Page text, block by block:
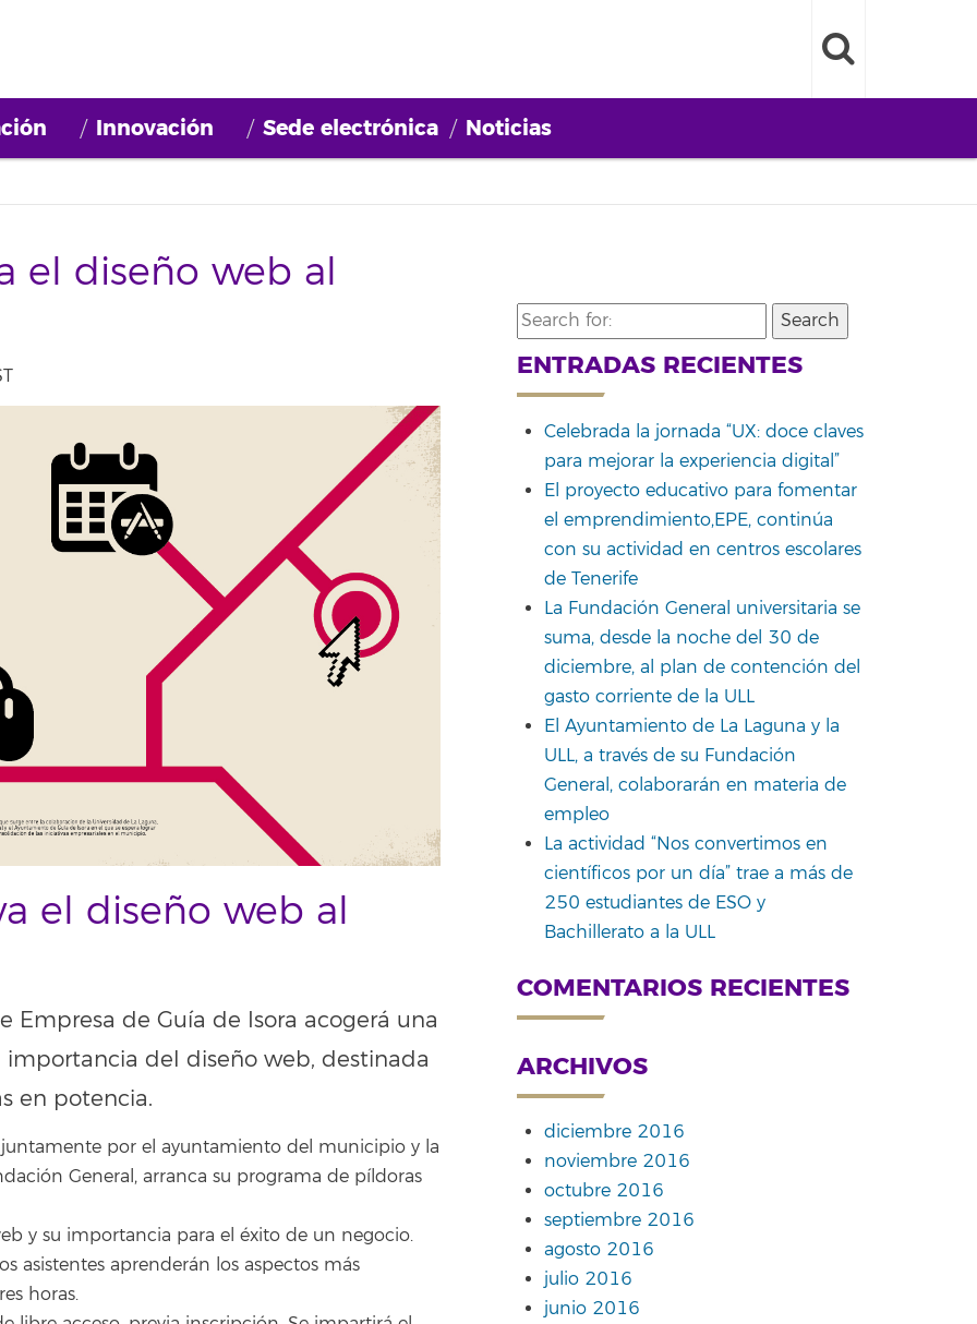
Innovación Sede electrónica Noticias
el diseño web al
el diseño web al
Empresa de Guía de Isora acogerá una
del diseño web, destinada
en potencia.
por el ayuntamiento del municipio y la
General, arranca su programa de píldoras
y su importancia para el éxito de un negocio.
asistentes aprenderán los aspectos más
horas.
Search
for:
ENTRADAS RECIENTES
Celebrada la jornada “UX: doce claves
para mejorar la experiencia digital”
El proyecto educativo para fomentar
el emprendimiento,EPE, continúa
con su actividad en centros escolares
de Tenerife
La Fundación General universitaria se
suma, desde la noche del 30 de
diciembre, al plan de contención del
gasto corriente de la ULL
El Ayuntamiento de La Laguna y la
ULL, a través de su Fundación
General, colaborarán en materia de
empleo
La actividad “Nos convertimos en
científicos por un día” trae a más de
250 estudiantes de ESO y
Bachillerato a la ULL
COMENTARIOS RECIENTES
ARCHIVOS
diciembre 2016
noviembre 2016
octubre 2016
septiembre 2016
agosto 2016
julio 2016
junio 2016